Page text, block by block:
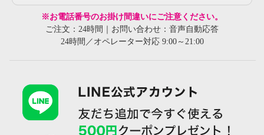
※お電話番号のお掛け間違いにご注意ください。
ご注文：24時間｜お問い合わせ：音声自動応答
24時間／オペレーター対応 9:00～21:00